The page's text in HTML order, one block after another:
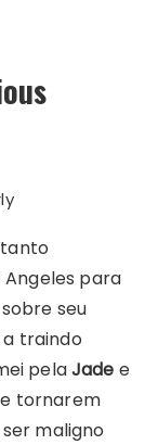
Angeles para
seu
traindo
pelaJade e
tornarem
maligno